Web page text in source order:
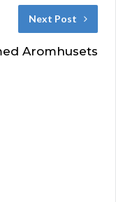
Next Post
Aromhusets